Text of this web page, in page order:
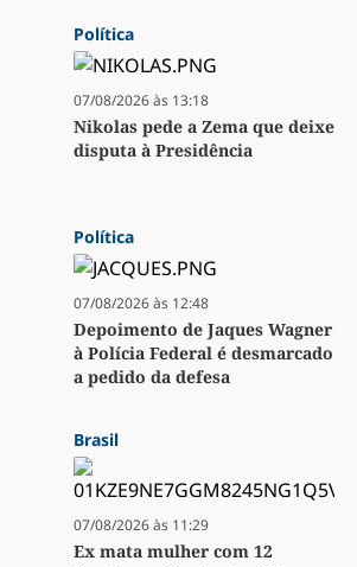
Política
07/08/2026 às 13:18
Nikolas pede a Zema que deixe
disputa à Presidência
Política
07/08/2026 às 12:48
Depoimento de Jaques Wagner
à Polícia Federal é desmarcado
a pedido da defesa
Brasil
07/08/2026 às 11:29
Ex mata mulher com 12